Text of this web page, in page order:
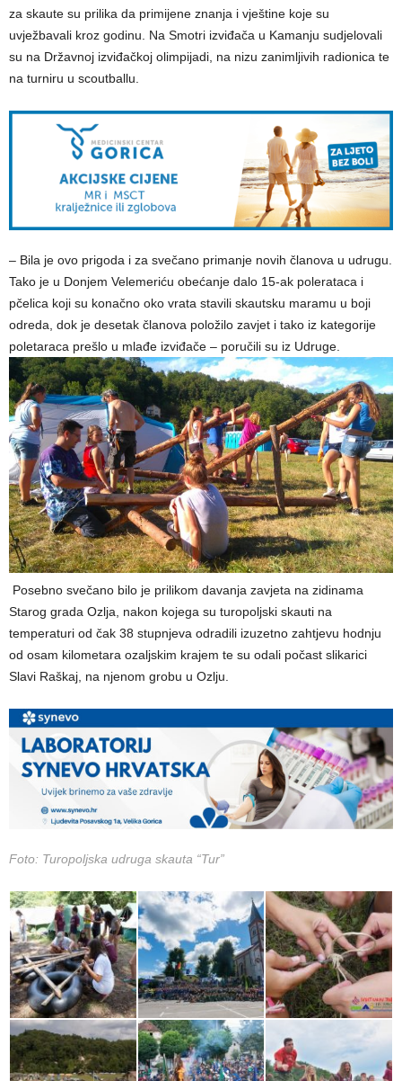
za skaute su prilika da primijene znanja i vještine koje su
uvježbavali kroz godinu. Na Smotri izviđača u Kamanju sudjelovali
su na Državnoj izviđačkoj olimpijadi, na nizu zanimljivih radionica te
na turniru u scoutballu.
– Bila je ovo prigoda i za svečano primanje novih članova u udrugu.
Tako je u Donjem Velemeriću obećanje dalo 15-ak polerataca i
pčelica koji su konačno oko vrata stavili skautsku maramu u boji
odreda, dok je desetak članova položilo zavjet i tako iz kategorije
poletaraca prešlo u mlađe izviđače – poručili su iz Udruge.
Posebno svečano bilo je prilikom davanja zavjeta na zidinama
Starog grada Ozlja, nakon kojega su turopoljski skauti na
temperaturi od čak 38 stupnjeva odradili izuzetno zahtjevu hodnju
od osam kilometara ozaljskim krajem te su odali počast slikarici
Slavi Raškaj, na njenom grobu u Ozlju.
Foto: Turopoljska udruga skauta “Tur”